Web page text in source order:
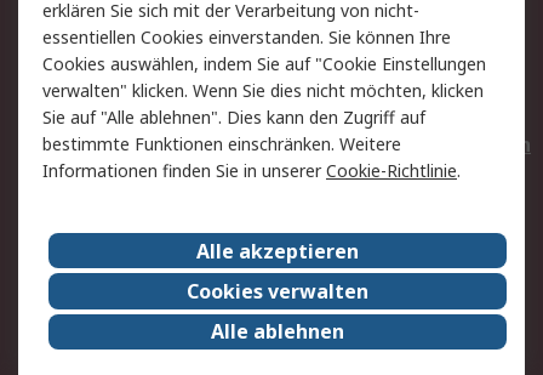
AGB
Datenschutz
Cookie-Richtlinie
Zahlungsbedingungen
Copyright/Impressum
Entsorgung
Elektrogeräte/Batterien
RS weltweit
Karriere bei RS
Nachhaltigkeit
Qualität/Umwelt/ZertifikatePresse-Center
Event-Center
erklären Sie sich mit der Verarbeitung von nicht-
essentiellen Cookies einverstanden. Sie können Ihre
Cookies auswählen, indem Sie auf "Cookie Einstellungen
verwalten" klicken. Wenn Sie dies nicht möchten, klicken
Sie auf "Alle ablehnen". Dies kann den Zugriff auf
bestimmte Funktionen einschränken. Weitere
Informationen finden Sie in unsererCookie-Richtlinie.
Alle akzeptieren
Cookies verwalten
Alle ablehnen